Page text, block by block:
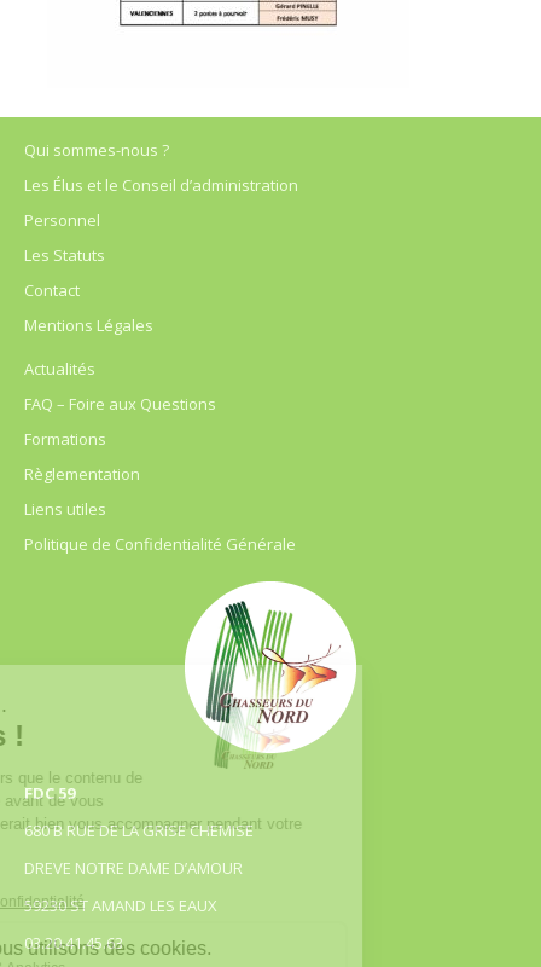
Qui sommes-nous ?
Les Élus et le Conseil d’administration
Personnel
Les Statuts
Contact
Mentions Légales
Actualités
FAQ – Foire aux Questions
Formations
Règlementation
Liens utiles
Politique de Confidentialité Générale
FDC 59
680 B RUE DE LA GRISE CHEMISE
DREVE NOTRE DAME D’AMOUR
59230 ST AMAND LES EAUX
03.20.41.45.63